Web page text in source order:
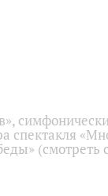
спектакля